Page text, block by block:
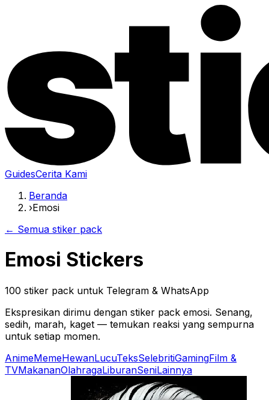
GuidesCerita Kami
Beranda
›Emosi
← Semua stiker pack
Emosi Stickers
100 stiker pack untuk Telegram & WhatsApp
Ekspresikan dirimu dengan stiker pack emosi. Senang,
sedih, marah, kaget — temukan reaksi yang sempurna
untuk setiap momen.
AnimeMemeHewanLucuTeksSelebritiGamingFilm &
TVMakananOlahragaLiburanSeniLainnya